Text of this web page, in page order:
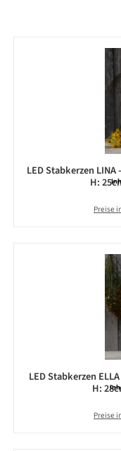
LED Stabkerzen
H:
Preise
LED Stabkerzen
H:
Preise